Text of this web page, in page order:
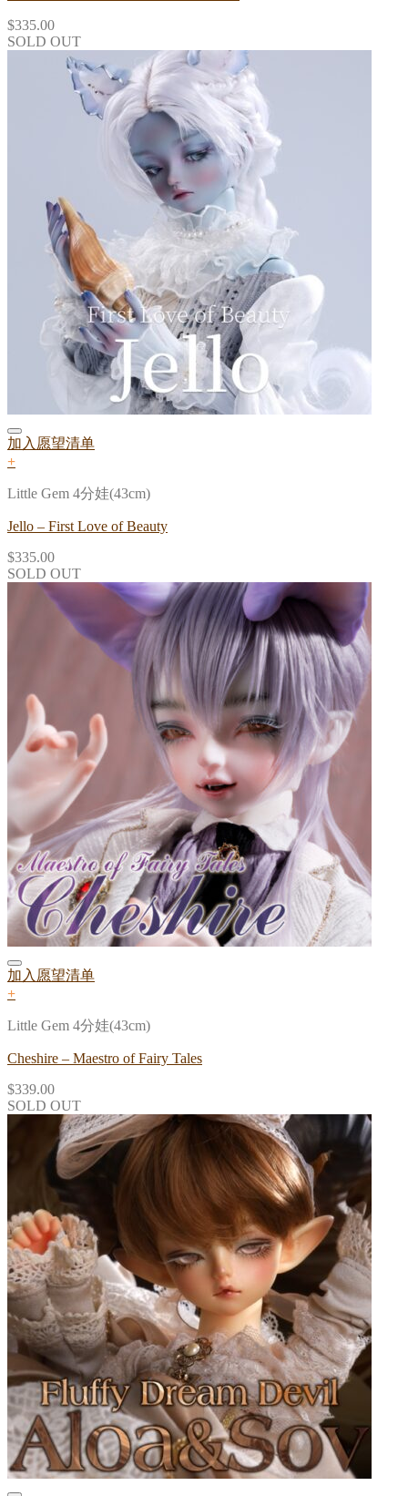
$335.00
SOLD OUT
加入愿望清单
+
Little Gem 4分娃(43cm)
Jello – First Love of Beauty
$335.00
SOLD OUT
加入愿望清单
+
Little Gem 4分娃(43cm)
Cheshire – Maestro of Fairy Tales
$339.00
SOLD OUT